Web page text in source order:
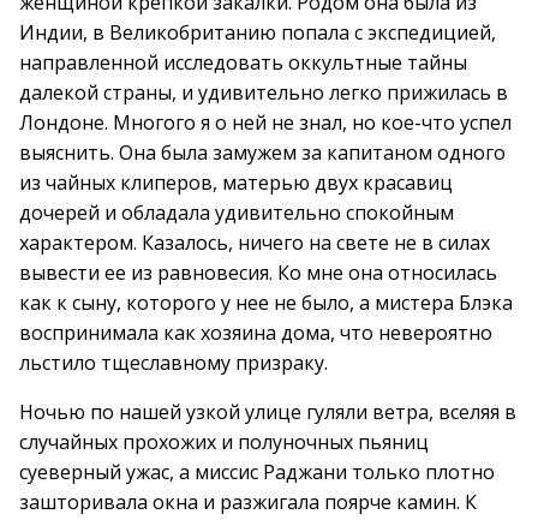
Индии, в Великобританию попала с экспедицией,
направленной исследовать оккультные тайны
далекой страны, и удивительно легко прижилась в
Лондоне. Многого я о ней не знал, но кое-что успел
выяснить. Она была замужем за капитаном одного
из чайных клиперов, матерью двух красавиц
дочерей и обладала удивительно спокойным
характером. Казалось, ничего на свете не в силах
вывести ее из равновесия. Ко мне она относилась
как к сыну, которого у нее не было, а мистера Блэка
воспринимала как хозяина дома, что невероятно
льстило тщеславному призраку.
Ночью по нашей узкой улице гуляли ветра, вселяя в
случайных прохожих и полуночных пьяниц
суеверный ужас, а миссис Раджани только плотно
зашторивала окна и разжигала поярче камин. К